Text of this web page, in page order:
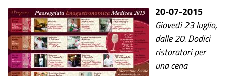
20-07-2015
Giovedì 23 luglio,
dalle 20. Dodici
ristoratori per
una cena